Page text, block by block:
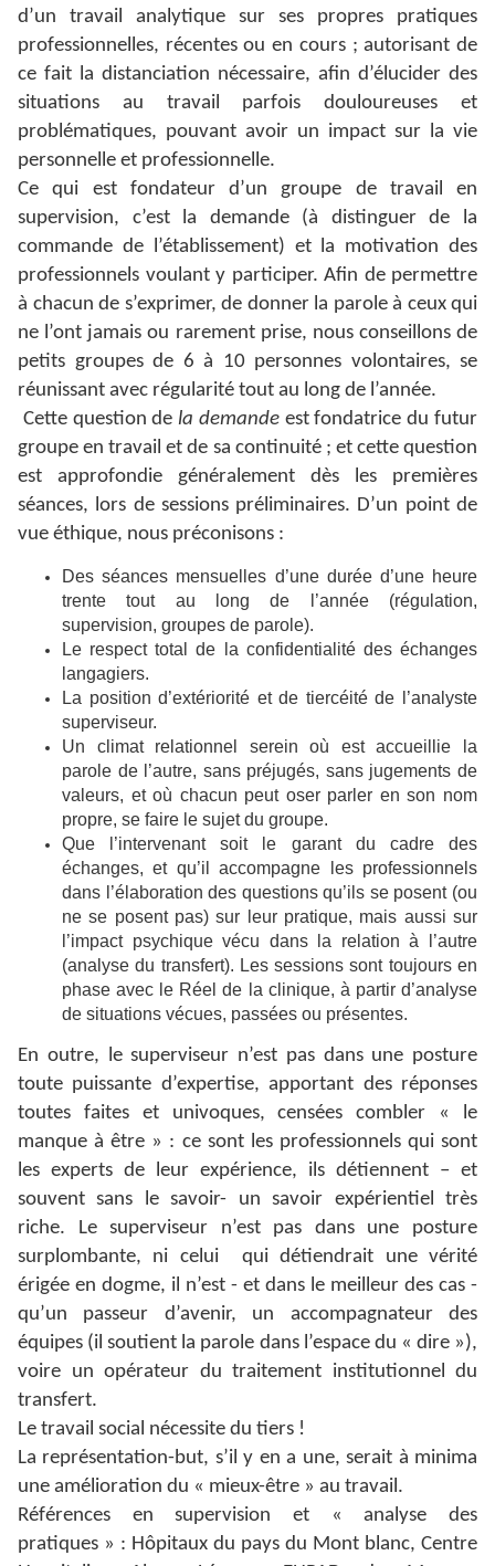
d’un travail analytique sur ses propres pratiques
professionnelles, récentes ou en cours ; autorisant de
ce fait la distanciation nécessaire, afin d’élucider des
situations au travail parfois douloureuses et
problématiques, pouvant avoir un impact sur la vie
personnelle et professionnelle.
Ce qui est fondateur d’un groupe de travail en
supervision, c’est la demande (à distinguer de la
commande de l’établissement) et la motivation des
professionnels voulant y participer. Afin de permettre
à chacun de s’exprimer, de donner la parole à ceux qui
ne l’ont jamais ou rarement prise, nous conseillons de
petits groupes de 6 à 10 personnes volontaires, se
réunissant avec régularité tout au long de l’année.
Cette question dela demandeest fondatrice du futur
groupe en travail et de sa continuité ; et cette question
est approfondie généralement dès les premières
séances, lors de sessions préliminaires. D’un point de
vue éthique, nous préconisons :
Des séances mensuelles d’une durée d’une heure
trente tout au long de l’année (régulation,
supervision, groupes de parole).
Le respect total de la confidentialité des échanges
langagiers.
La position d’extériorité et de tiercéité de l’analyste
superviseur.
Un climat relationnel serein où est accueillie la
parole de l’autre, sans préjugés, sans jugements de
valeurs, et où chacun peut oser parler en son nom
propre, se faire le sujet du groupe.
Que l’intervenant soit le garant du cadre des
échanges, et qu’il accompagne les professionnels
dans l’élaboration des questions qu’ils se posent (ou
ne se posent pas) sur leur pratique, mais aussi sur
l’impact psychique vécu dans la relation à l’autre
(analyse du transfert). Les sessions sont toujours en
phase avec le Réel de la clinique, à partir d’analyse
de situations vécues, passées ou présentes.
En outre, le superviseur n’est pas dans une posture
toute puissante d’expertise, apportant des réponses
toutes faites et univoques, censées combler « le
manque à être » : ce sont les professionnels qui sont
les experts de leur expérience, ils détiennent – et
souvent sans le savoir- un savoir expérientiel très
riche. Le superviseur n’est pas dans une posture
surplombante, ni celui qui détiendrait une vérité
érigée en dogme, il n’est - et dans le meilleur des cas -
qu’un passeur d’avenir, un accompagnateur des
équipes (il soutient la parole dans l’espace du « dire »),
voire un opérateur du traitement institutionnel du
transfert.
Le travail social nécessite du tiers !
La représentation-but, s’il y en a une, serait à minima
une amélioration du « mieux-être » au travail.
Références en supervision et « analyse des
pratiques » : Hôpitaux du pays du Mont blanc, Centre